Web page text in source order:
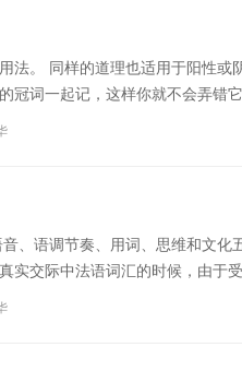
法。 同样的道理也适用于阳性或
冠词一起记，这样你就不会弄错
单词，今天就忘了，虽然很心烦
多。如果整天都在用这个词，你
、语调节奏、用词、思维和文
实交际中法语词汇的时候，由于
它们的词义辨析在用法上大 径相